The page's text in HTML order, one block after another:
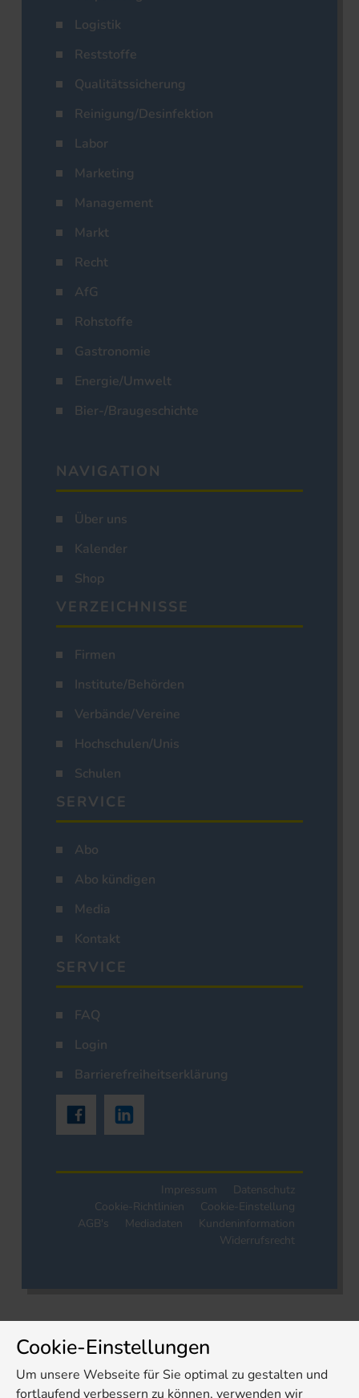
Logistik
Reststoffe
Qualitätssicherung
Reinigung/Desinfektion
Labor
Marketing
Management
Markt
Recht
AfG
Rohstoffe
Gastronomie
Energie/Umwelt
Bier-/Braugeschichte
NAVIGATION
Über uns
Kalender
Shop
VERZEICHNISSE
Firmen
Institute/Behörden
Verbände/Vereine
Hochschulen/Unis
Schulen
SERVICE
Abo
Abo kündigen
Media
Kontakt
SERVICE
FAQ
Login
Barrierefreiheitserklärung
Impressum
Datenschutz
Cookie-Richtlinien
Cookie-Einstellung
AGB's
Mediadaten
Kundeninformation
Widerrufsrecht
Cookie-Einstellungen
Um unsere Webseite für Sie optimal zu gestalten und
fortlaufend verbessern zu können, verwenden wir